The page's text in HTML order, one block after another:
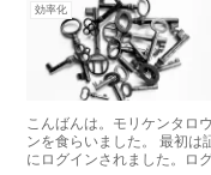
効率化
こんばんは。モリケンタロウです。 実はここ最近、立て
ンを食らいました。 最初は証券会社、続いて携帯会社のアカウントが不正
にログインされました。ロ